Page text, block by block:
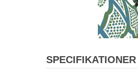
SPECIFIKATIONER